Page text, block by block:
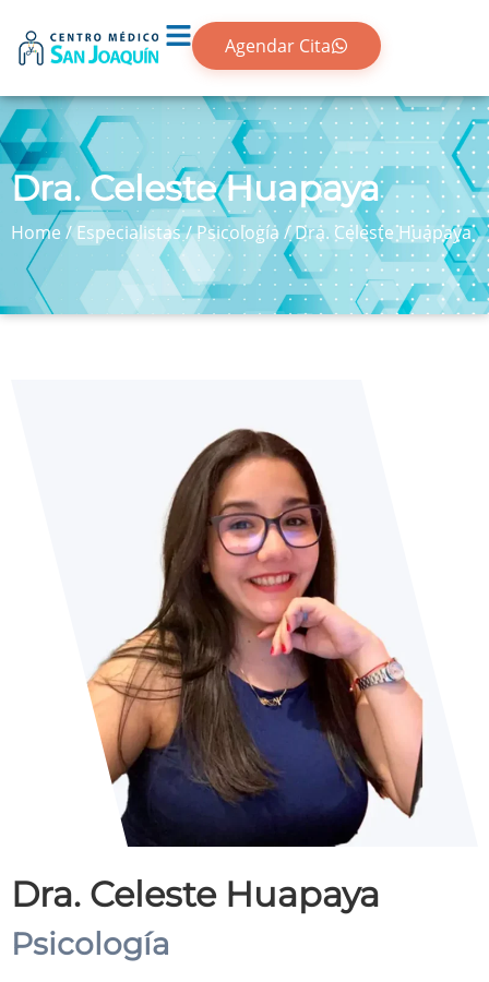
Agendar Cita
Dra. Celeste Huapaya
Home /Especialistas/Psicología/Dra. Celeste Huapaya
Dra. Celeste Huapaya
Psicología